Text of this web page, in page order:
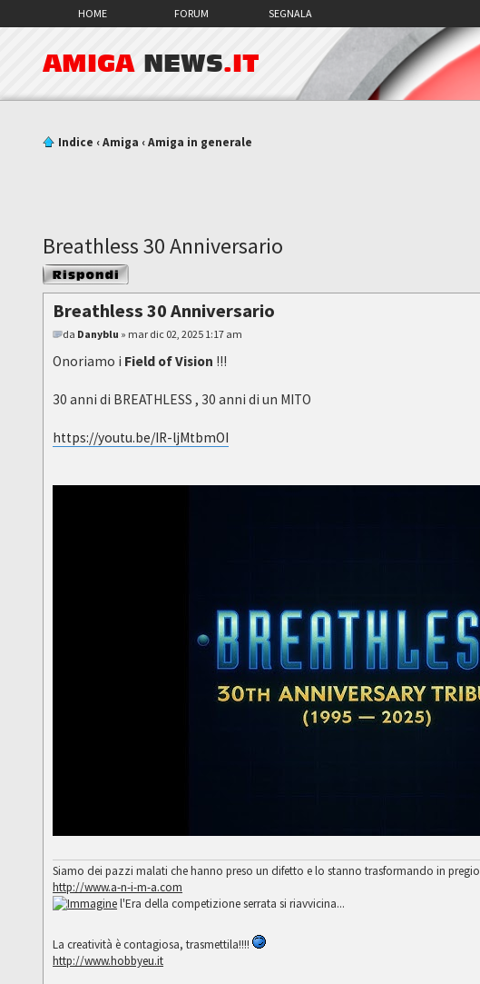
HOME FORUM SEGNALA
AMIGA NEWS.IT
Indice ‹Amiga ‹Amiga in generale
Breathless 30 Anniversario
Rispondi al
messaggio
Breathless 30 Anniversario
da Danyblu » mar dic 02, 2025 1:17 am
Onoriamo i Field of Vision !!!
30 anni di BREATHLESS , 30 anni di un MITO
https://youtu.be/IR-ljMtbmOI
Siamo dei pazzi malati che hanno preso un difetto e lo stanno trasformando in pregio
http://www.a-n-i-m-a.com
l'Era della competizione serrata si riavvicina...
La creatività è contagiosa, trasmettila!!!!
http://www.hobbyeu.it